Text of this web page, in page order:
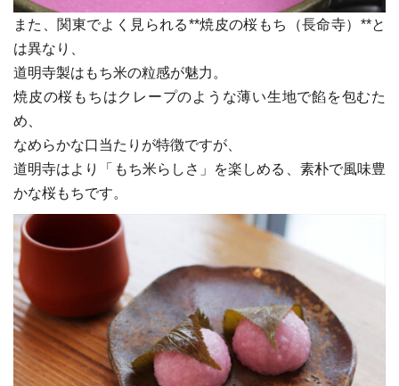
また、関東でよく見られる**焼皮の桜もち（長命寺）**と
は異なり、
道明寺製はもち米の粒感が魅力。
焼皮の桜もちはクレープのような薄い生地で餡を包むた
め、
なめらかな口当たりが特徴ですが、
道明寺はより「もち米らしさ」を楽しめる、素朴で風味豊
かな桜もちです。